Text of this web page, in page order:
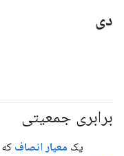
دی
برابری جمعیتی
یک معیار انصاف